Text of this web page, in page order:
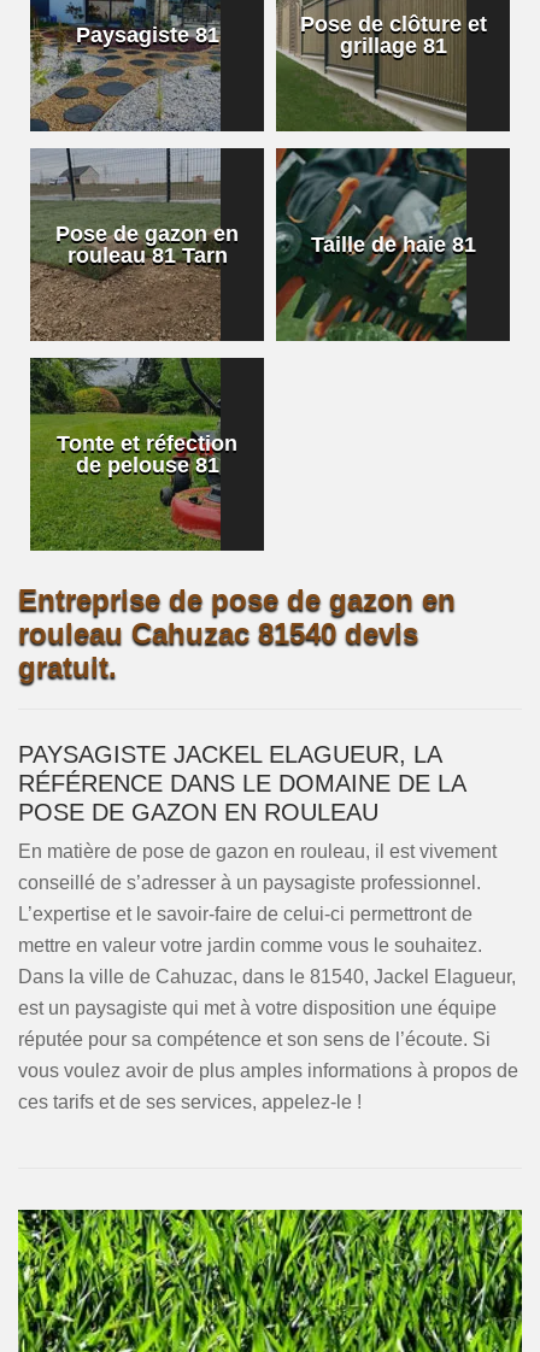
Paysagiste 81
Pose de clôture et
grillage 81
Pose de gazon en
rouleau 81 Tarn
Taille de haie 81
Tonte et réfection
de pelouse 81
Entreprise de pose de gazon en
rouleau Cahuzac 81540 devis
gratuit.
PAYSAGISTE JACKEL ELAGUEUR, LA
RÉFÉRENCE DANS LE DOMAINE DE LA
POSE DE GAZON EN ROULEAU
En matière de pose de gazon en rouleau, il est vivement
conseillé de s’adresser à un paysagiste professionnel.
L’expertise et le savoir-faire de celui-ci permettront de
mettre en valeur votre jardin comme vous le souhaitez.
Dans la ville de Cahuzac, dans le 81540, Jackel Elagueur,
est un paysagiste qui met à votre disposition une équipe
réputée pour sa compétence et son sens de l’écoute. Si
vous voulez avoir de plus amples informations à propos de
ces tarifs et de ses services, appelez-le !